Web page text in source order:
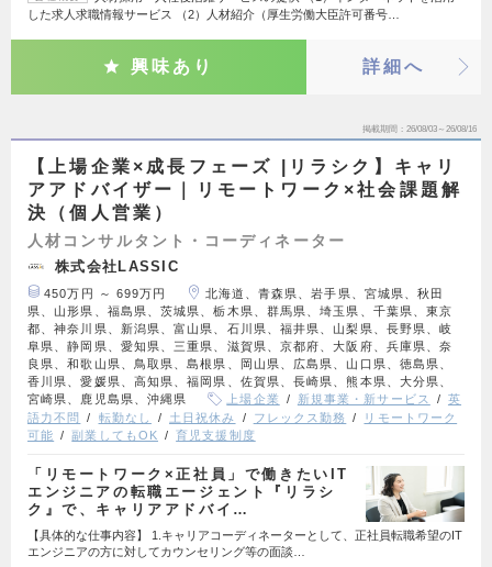
した求人求職情報サービス （2）人材紹介（厚生労働大臣許可番号…
興味あり 詳細へ
掲載期間 26/08/03～26/08/16
【上場企業×成長フェーズ |リラシク】キャリ
アアドバイザー｜リモートワーク×社会課題解
決（個人営業）
人材コンサルタント・コーディネーター
株式会社LASSIC
450万円 ～ 699万円
北海道、青森県、岩手県、宮城県、秋田
県、山形県、福島県、茨城県、栃木県、群馬県、埼玉県、千葉県、東京
都、神奈川県、新潟県、富山県、石川県、福井県、山梨県、長野県、岐
阜県、静岡県、愛知県、三重県、滋賀県、京都府、大阪府、兵庫県、奈
良県、和歌山県、鳥取県、島根県、岡山県、広島県、山口県、徳島県、
香川県、愛媛県、高知県、福岡県、佐賀県、長崎県、熊本県、大分県、
宮崎県、鹿児島県、沖縄県
上場企業 新規事業・新サービス
英
語力不問
転勤なし 土日祝休み フレックス勤務
リモートワーク
可能
副業してもOK 育児支援制度
「リモートワーク×正社員」で働きたいIT
エンジニアの転職エージェント『リラシ
ク』で、キャリアアドバイ…
【具体的な仕事内容】 1.キャリアコーディネーターとして、正社員転職希望のIT
エンジニアの方に対してカウンセリング等の面談…